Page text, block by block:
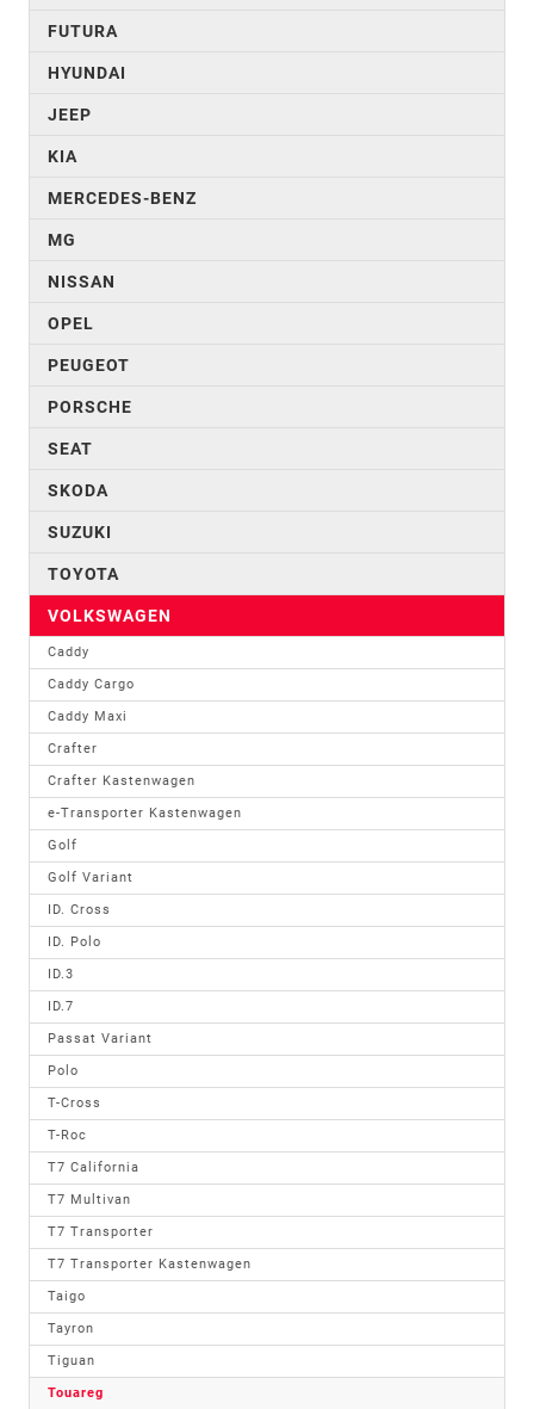
FUTURA
HYUNDAI
JEEP
KIA
MERCEDES-BENZ
MG
NISSAN
OPEL
PEUGEOT
PORSCHE
SEAT
SKODA
SUZUKI
TOYOTA
VOLKSWAGEN
Caddy
Caddy Cargo
Caddy Maxi
Crafter
Crafter Kastenwagen
e-Transporter Kastenwagen
Golf
Golf Variant
ID. Cross
ID. Polo
ID.3
ID.7
Passat Variant
Polo
T-Cross
T-Roc
T7 California
T7 Multivan
T7 Transporter
T7 Transporter Kastenwagen
Taigo
Tayron
Tiguan
Touareg